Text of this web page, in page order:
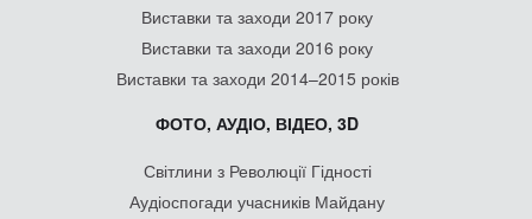
Виставки та заходи 2017 року
Виставки та заходи 2016 року
Виставки та заходи 2014–2015 років
ФОТО, АУДІО, ВІДЕО, 3D
Світлини з Революції Гідності
Аудіоспогади учасників Майдану